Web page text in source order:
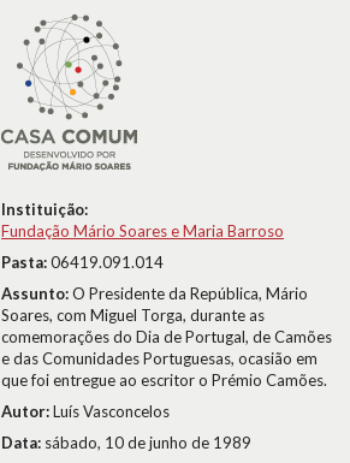
Instituição:
Fundação Mário Soares e Maria Barroso
Pasta:06419.091.014
Assunto:O Presidente da República, Mário
Soares, com Miguel Torga, durante as
comemorações do Dia de Portugal, de Camões
e das Comunidades Portuguesas, ocasião em
que foi entregue ao escritor o Prémio Camões.
Autor:Luís Vasconcelos
Data: sábado, 10 de junho de 1989